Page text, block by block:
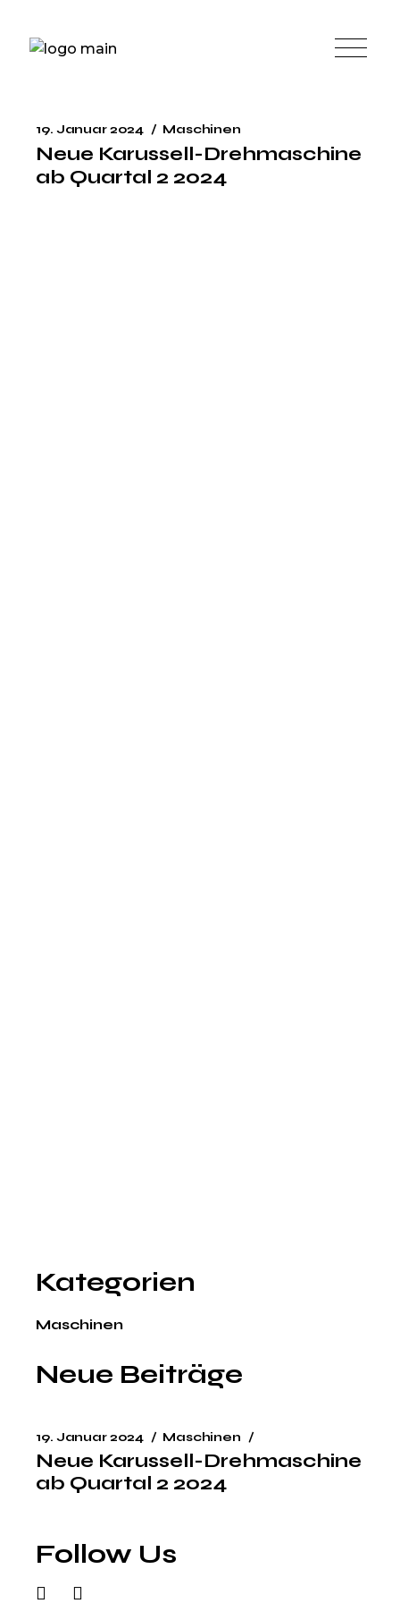
19. Januar 2024 Maschinen
Neue Karussell-Drehmaschine
ab Quartal 2 2024
Kategorien
Maschinen
Neue Beiträge
19. Januar 2024 Maschinen
Neue Karussell-Drehmaschine
ab Quartal 2 2024
Follow Us